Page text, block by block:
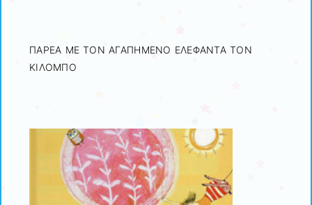
ΠΑΡΕΑ ΜΕ ΤΟΝ ΑΓΑΠΗΜΕΝΟ ΕΛΕΦΑΝΤΑ ΤΟΝ
ΚΙΛΟΜΠΟ